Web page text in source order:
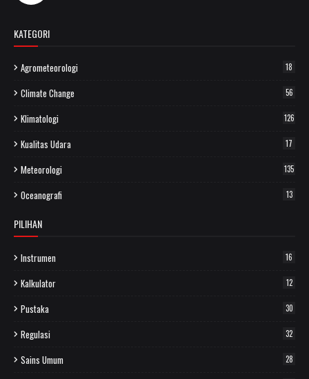
KATEGORI
Agrometeorologi 18
Climate Change 56
Klimatologi 126
Kualitas Udara 17
Meteorologi 135
Oceanografi 13
PILIHAN
Instrumen 16
Kalkulator 12
Pustaka 30
Regulasi 32
Sains Umum 28